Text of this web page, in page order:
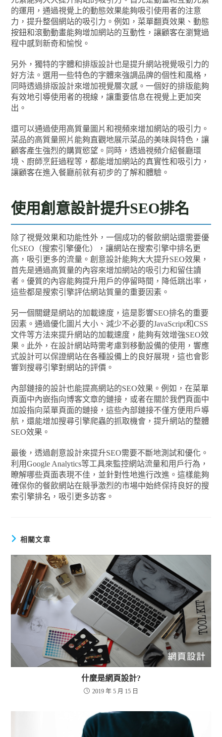
的運用，通過視覺上的動態效果能夠吸引使用者的注意
力，提升整個網站的吸引力。例如，菜單翻頁效果、動態
按鈕和滾動動畫能夠增加網站的互動性，讓顧客在瀏覽過
程中感到新奇和愉悅。
另外，獨特的字體和排版設計也是提升網站視覺吸引力的
好方法。選用一些特色的字體來強調品牌的個性和風格，
同時透過排版設計來增加視覺層次感。一個好的排版能夠
有效地引導使用者的視線，讓重要信息在視覺上更加突
出。
還可以通過使用高質量圖片和視頻來增加網站的吸引力。
菜品的高質量照片能夠直觀地展示菜品的美味與特色，讓
顧客產生強烈的購買慾望。同時，透過視頻介紹餐廳環
境、廚師烹飪過程等，都能增加網站的真實性和吸引力，
讓顧客在進入餐廳前就有初步的了解和體驗。
使用創意設計提升SEO排名
除了視覺效果和功能性外，一個成功的餐飲網站還需要優
化SEO（搜索引擎優化），讓網站在搜索引擎中排名更
高，吸引更多的流量。創意設計能夠大大提升SEO效果，
首先是通過高質量的內容來增加網站的吸引力和留住讀
者。優質的內容能夠提升用戶的停留時間，降低跳出率，
這些都是搜索引擎評估網站質量的重要因素。
另一個關鍵是網站的加載速度，這是影響SEO排名的重要
因素。通過優化圖片大小、減少不必要的JavaScript和CSS
文件等方法來提升網站的加載速度，能夠有效增強SEO效
果。此外，在設計網站時需考慮到移動設備的使用，響應
式設計可以保證網站在各種設備上的良好展現，這也會影
響到搜尋引擎對網站的評價。
內部鏈接的設計也能提高網站的SEO效果。例如，在菜單
頁面中內嵌指向博客文章的鏈接，或者在關於我們頁面中
加設指向菜單頁面的鏈接，這些內部鏈接不僅方便用戶導
航，還能增加搜尋引擎爬蟲的抓取機會，提升網站的整體
SEO效果。
最後，透過創意設計來提升SEO需要不斷地測試和優化。
利用Google Analytics等工具來監控網站流量和用戶行為，
瞭解哪些頁面表現不佳，並針對性地進行改進。這樣能夠
確保你的餐飲網站在競爭激烈的市場中始終保持良好的搜
索引擎排名，吸引更多訪客。
相關文章
什麼是網頁設計?
2019 年 5 月 15 日